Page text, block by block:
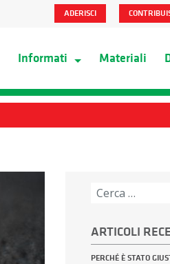
ADERISCI
Informati Materiali
ARTICOLI
PERCHÉ È STATO